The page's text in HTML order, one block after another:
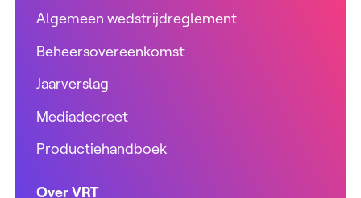
Algemeen wedstrijdreglement
Beheersovereenkomst
Jaarverslag
Mediadecreet
Productiehandboek
Over VRT